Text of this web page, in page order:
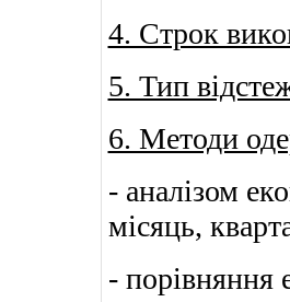
4. Строк
5. Тип
6. Методи
- аналізом
місяць,
- порівняння